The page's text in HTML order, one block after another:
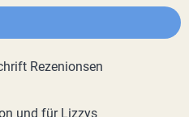
und für Lizzys